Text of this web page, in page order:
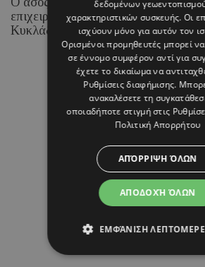
επιχειρηματίας και content creator
Κυκλάδες για την ιδιαίτερη αυτή
08 ΑΥΓΟΥΣΤΟΥ
Margarita
δεδομένων
χαρακτηριστικών συσκευής. Οι
ισχύουν μόνο για αυτόν τον
Ορισμένοι προμηθευτές μπορεί
σε έννομο συμφέρον αντί για
έχετε το δικαίωμα να
Ρυθμίσεις διαφήμισης.
ανακαλέσετε τη
οποιαδήποτε στιγμή στις
Πολιτική Απορρήτου
ΑΠΟΔΟΧΉ ΌΛΩΝ
ΑΠΌΡΡΙΨΗ ΌΛΩΝ
ΕΜΦΆΝΙΣΗ